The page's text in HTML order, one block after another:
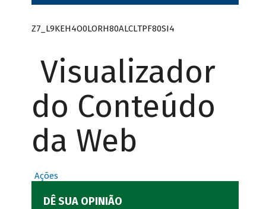
Z7_L9KEH4O0LORH80ALCLTPF80SI4
Visualizador
do Conteúdo
da Web
Ações
DÊ SUA OPINIÃO